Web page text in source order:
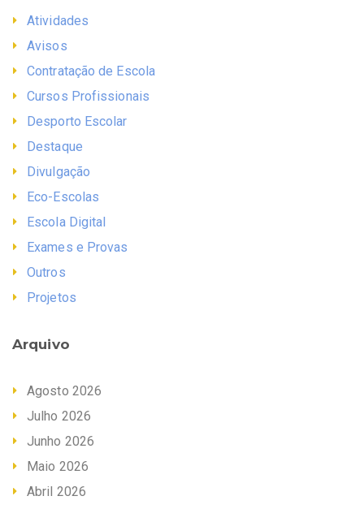
Atividades
Avisos
Contratação de Escola
Cursos Profissionais
Desporto Escolar
Destaque
Divulgação
Eco-Escolas
Escola Digital
Exames e Provas
Outros
Projetos
Arquivo
Agosto 2026
Julho 2026
Junho 2026
Maio 2026
Abril 2026